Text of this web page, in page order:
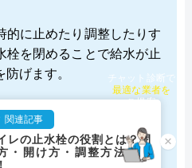
的に止めたり調整したりす
栓を閉めることで給水が止
げます。
関連記事
レの止水栓の役割とは？閉
・開け方・調整方法を紹
×
最適な業者を
ご提案